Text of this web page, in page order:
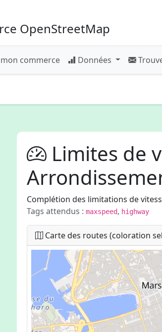
OpenStreetMap
commerce Données
Limites de
Complétion des limitations de
Tags attendus : maxspeed, highway
Carte des routes (coloration